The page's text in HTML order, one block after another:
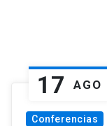
17 AGO
Conferencias